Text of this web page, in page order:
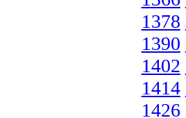
1378
1390
1402
1414
1426